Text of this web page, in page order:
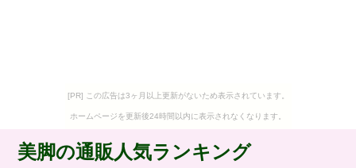
[PR] この広告は3ヶ月以上更新がないため表示されています。
ホームページを更新後24時間以内に表示されなくなります。
美脚の通販人気ランキング